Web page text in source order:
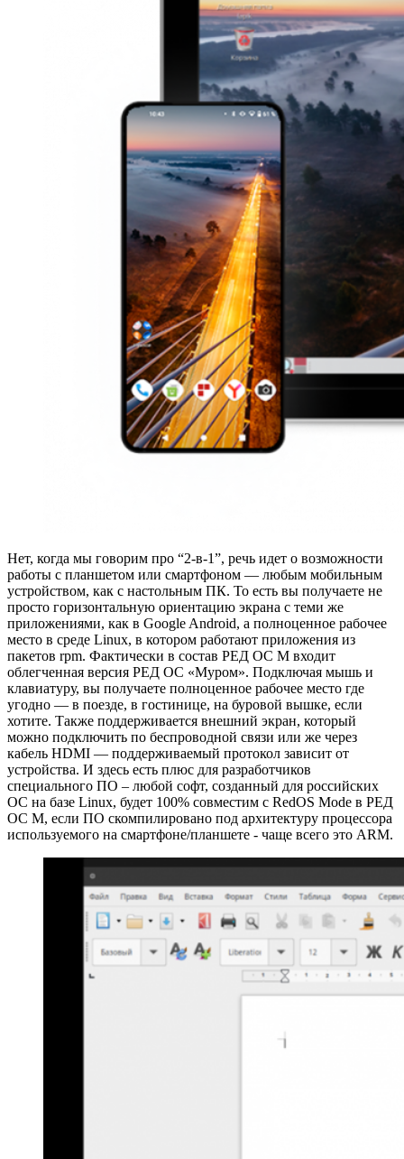
Нет, когда мы говорим про “2-в-1”, речь идет о возможности
работы с планшетом или смартфоном — любым мобильным
устройством, как с настольным ПК. То есть вы получаете не
просто горизонтальную ориентацию экрана с теми же
приложениями, как в Google Android, а полноценное рабочее
место в среде Linux, в котором работают приложения из
пакетов rpm. Фактически в состав РЕД ОС М входит
облегченная версия РЕД ОС «Муром». Подключая мышь и
клавиатуру, вы получаете полноценное рабочее место где
угодно — в поезде, в гостинице, на буровой вышке, если
хотите. Также поддерживается внешний экран, который
можно подключить по беспроводной связи или же через
кабель HDMI — поддерживаемый протокол зависит от
устройства. И здесь есть плюс для разработчиков
специального ПО – любой софт, созданный для российских
ОС на базе Linux, будет 100% совместим с RedOS Mode в РЕД
ОС М, если ПО скомпилировано под архитектуру процессора
используемого на смартфоне/планшете - чаще всего это ARM.